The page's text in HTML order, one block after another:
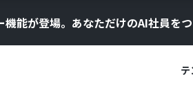
能が登場。あなただけのAI社員をつ